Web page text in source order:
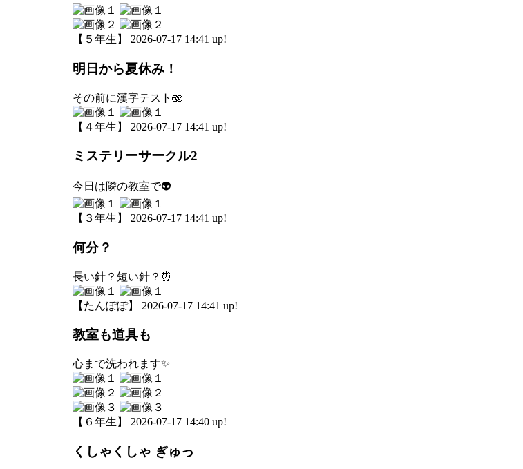
【５年生】 2026-07-17 14:41 up!
明日から夏休み！
その前に漢字テスト🫨
【４年生】 2026-07-17 14:41 up!
ミステリーサークル2
今日は隣の教室で👽
【３年生】 2026-07-17 14:41 up!
何分？
長い針？短い針？⏰
【たんぽぽ】 2026-07-17 14:41 up!
教室も道具も
心まで洗われます✨
【６年生】 2026-07-17 14:40 up!
くしゃくしゃ ぎゅっ